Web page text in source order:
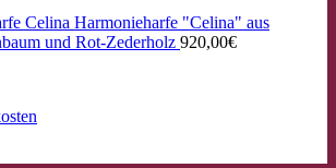
Harmonieharfe "Celina" aus
und Rot-Zederholz 920,00€